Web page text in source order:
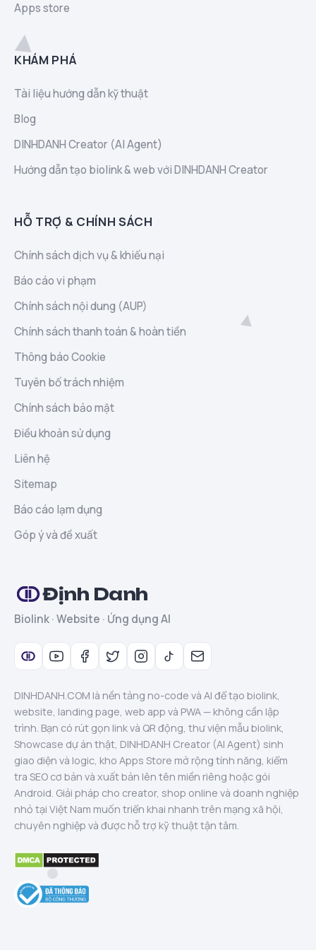
Apps store
KHÁM PHÁ
Tài liệu hướng dẫn kỹ thuật
Blog
DINHDANH Creator (AI Agent)
Hướng dẫn tạo biolink & web với DINHDANH Creator
HỖ TRỢ & CHÍNH SÁCH
Chính sách dịch vụ & khiếu nại
Báo cáo vi phạm
Chính sách nội dung (AUP)
Chính sách thanh toán & hoàn tiền
Thông báo Cookie
Tuyên bố trách nhiệm
Chính sách bảo mật
Điều khoản sử dụng
Liên hệ
Sitemap
Báo cáo lạm dụng
Góp ý và đề xuất
Định Danh
Biolink · Website · Ứng dụng AI
DINHDANH.COM là nền tảng no-code và AI để tạo biolink,
website, landing page, web app và PWA — không cần lập
trình. Bạn có rút gọn link và QR động, thư viện mẫu biolink,
Showcase dự án thật, DINHDANH Creator (AI Agent) sinh
giao diện và logic, kho Apps Store mở rộng tính năng, kiểm
tra SEO cơ bản và xuất bản lên tên miền riêng hoặc gói
Android. Giải pháp cho creator, shop online và doanh nghiệp
nhỏ tại Việt Nam muốn triển khai nhanh trên mạng xã hội,
chuyên nghiệp và được hỗ trợ kỹ thuật tận tâm.